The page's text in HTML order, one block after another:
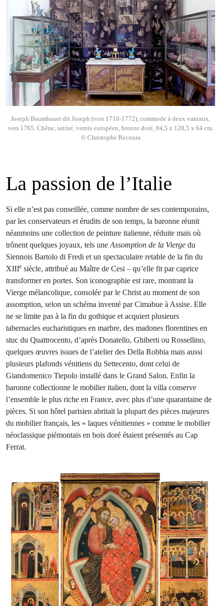
Joseph Baumhauer dit Joseph (vers 1710-1772), commode à deux vantaux,
vers 1765. Chêne, satiné, vernis européen, bronze doré, 84,5 x 128,5 x 64 cm.
© Christophe Recoura
La passion de l’Italie
Si elle n’est pas conseillée, comme nombre de ses contemporains,
par les conservateurs et érudits de son temps, la baronne réunit
néanmoins une collection de peinture italienne, réduite mais où
trônent quelques joyaux, tels une Assomption de la Vierge du
Siennois Bartolo di Fredi et un spectaculaire retable de la fin du
XIIIe siècle, attribué au Maître de Cesi – qu’elle fit par caprice
transformer en portes. Son iconographie est rare, montrant la
Vierge mélancolique, consolée par le Christ au moment de son
assomption, selon un schéma inventé par Cimabue à Assise. Elle
ne se limite pas à la fin du gothique et acquiert plusieurs
tabernacles eucharistiques en marbre, des madones florentines en
stuc du Quattrocento, d’après Donatello, Ghiberti ou Rossellino,
quelques œuvres issues de l’atelier des Della Robbia mais aussi
plusieurs plafonds vénitiens du Settecento, dont celui de
Giandomenico Tiepolo installé dans le Grand Salon. Enfin la
baronne collectionne le mobilier italien, dont la villa conserve
l’ensemble le plus riche en France, avec plus d’une quarantaine de
pièces. Si son hôtel parisien abritait la plupart des pièces majeures
du mobilier français, les « laques vénitiennes » comme le mobilier
néoclassique piémontais en bois doré étaient présentés au Cap
Ferrat.